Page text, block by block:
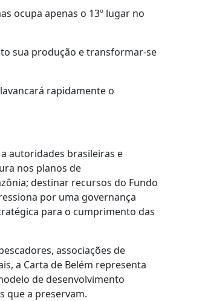
ocupa apenas o 13º lugar no
sua produção e transformar-se
rapidamente o
autoridades brasileiras e
nos planos de
destinar recursos do Fundo
por uma governança
para o cumprimento das
associações de
a Carta de Belém representa
de desenvolvimento
que a preservam.